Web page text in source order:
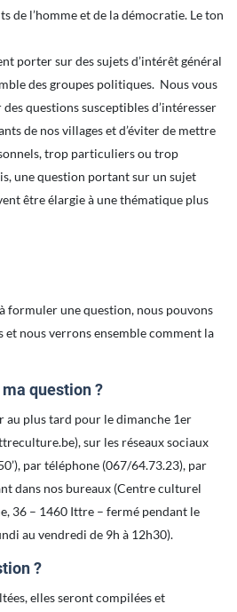
de l’homme et de la démocratie. Le ton
porter sur des sujets d’intérêt général
des groupes politiques. Nous vous
questions susceptibles d’intéresser
de nos villages et d’éviter de mettre
trop particuliers ou trop
une question portant sur un sujet
être élargie à une thématique plus
formuler une question, nous pouvons
nous verrons ensemble comment la
question ?
au plus tard pour le dimanche 1er
sur les réseaux sociaux
par téléphone (067/64.73.23), par
dans nos bureaux (Centre culturel
36 – 1460 Ittre – fermé pendant le
au vendredi de 9h à 12h30).
?
elles seront compilées et